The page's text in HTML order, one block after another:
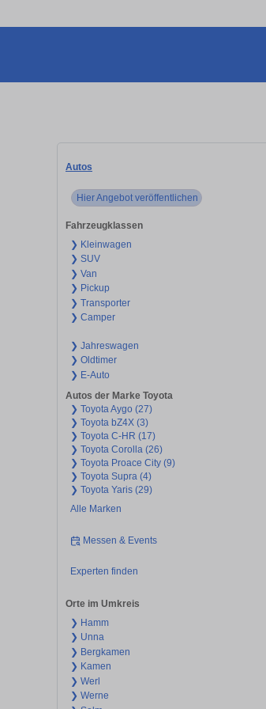
Autos
Hier Angebot veröffentlichen
Fahrzeugklassen
❯ Kleinwagen
❯ SUV
❯ Van
❯ Pickup
❯ Transporter
❯ Camper
❯ Jahreswagen
❯ Oldtimer
❯ E-Auto
Autos der Marke Toyota
❯ Toyota Aygo (27)
❯ Toyota bZ4X (3)
❯ Toyota C-HR (17)
❯ Toyota Corolla (26)
❯ Toyota Proace City (9)
❯ Toyota Supra (4)
❯ Toyota Yaris (29)
Alle Marken
Messen & Events
Experten finden
Orte im Umkreis
❯ Hamm
❯ Unna
❯ Bergkamen
❯ Kamen
❯ Werl
❯ Werne